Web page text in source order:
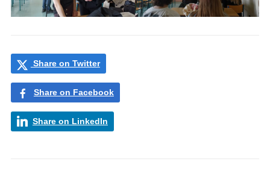
Share on Twitter
Share on Facebook
Share on LinkedIn